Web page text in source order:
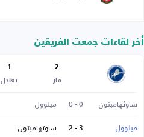
أخر لقاءات جمعت الفريقين
2
فاز
1
تعادل
ساوثهامبتون 0 - 0 ميلوول
ميلوول
3 - 2 ساوثهامبتون